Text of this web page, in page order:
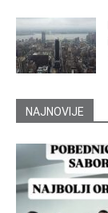
NAJNOVIJE